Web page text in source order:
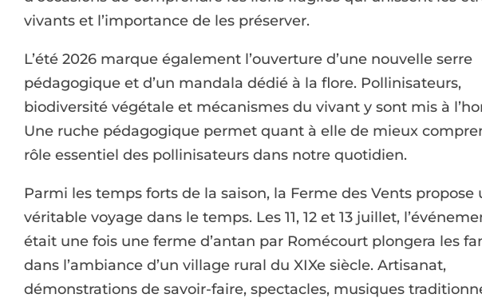
vivants et l’importance de les préserver.
L’été 2026 marque également l’ouverture d’une nouvelle serre
pédagogique et d’un mandala dédié à la flore. Pollinisateurs,
biodiversité végétale et mécanismes du vivant y sont mis à
Une ruche pédagogique permet quant à elle de mieux
rôle essentiel des pollinisateurs dans notre quotidien.
Parmi les temps forts de la saison, la Ferme des Vents propose
véritable voyage dans le temps. Les 11, 12 et 13 juillet,
était une fois une ferme d’antan par Romécourt plongera les
dans l’ambiance d’un village rural du XIXe siècle. Artisanat,
démonstrations de savoir-faire, spectacles, musiques